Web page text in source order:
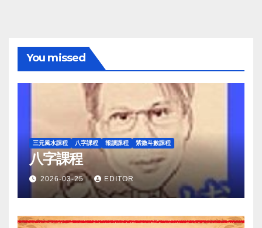
You missed
三元風水課程 八字課程 報讀課程 紫微斗數課程
八字課程
2026-03-25 EDITOR